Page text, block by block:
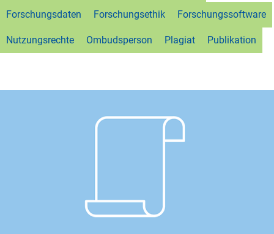
Forschungsdaten Forschungsethik Forschungssoftware
Nutzungsrechte Ombudsperson Plagiat Publikation